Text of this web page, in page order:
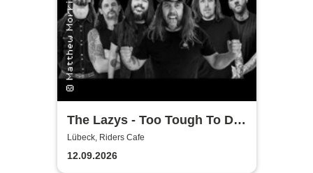
The Lazys - Too Tough To Die
Tour 2026
Lübeck, Riders Cafe
12.09.2026